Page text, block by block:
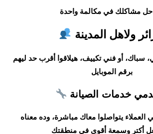
ولاهل المدينة
سباك، أو فني تكييف، هيلاقوا أقرب حد ليهم
برقم الموبايل
خدمات الصيانة
العملاء يتواصلوا معاك مباشرة، وده معناه